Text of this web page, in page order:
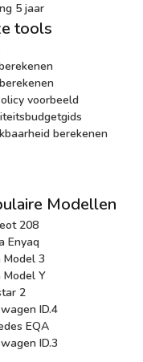
5 jaar
tools
voorbeeld
berekenen
Modellen
208
Enyaq
Model 3
Model Y
2
ID.4
EQA
ID.3